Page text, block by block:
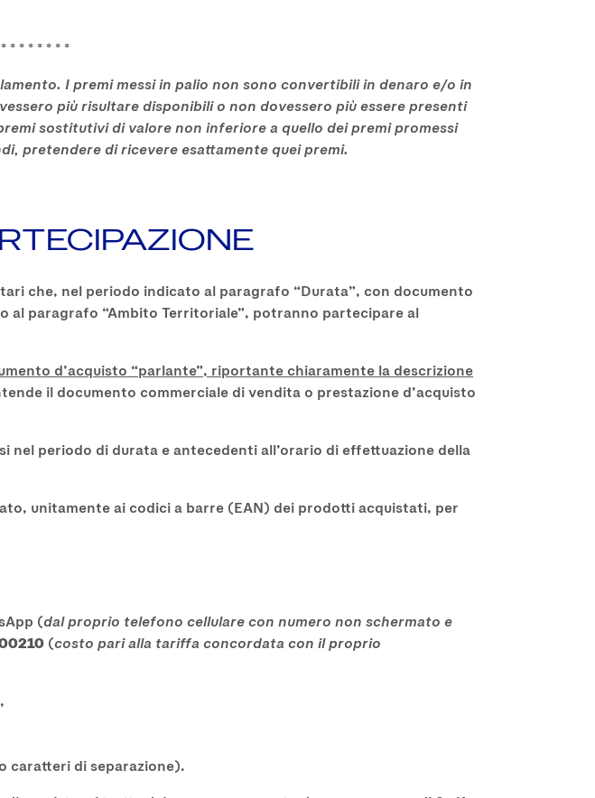
* * * * * * *
I premi messi in palio non sono convertibili in denaro e/o in
più risultare disponibili o non dovessero più essere presenti
sostitutivi di valore non inferiore a quello dei premi promessi
pretendere di ricevere esattamente quei premi.
che, nel periodo indicato al paragrafo “Durata”, con documento
al paragrafo “Ambito Territoriale”, potranno partecipare al
d’acquisto “parlante”, riportante chiaramente la descrizione
il documento commerciale di vendita o prestazione d’acquisto
nel periodo di durata e antecedenti all’orario di effettuazione della
unitamente ai codici a barre (EAN) dei prodotti acquistati, per
(dal proprio telefono cellulare con numero non schermato e
(costo pari alla tariffa concordata con il proprio
caratteri di separazione).